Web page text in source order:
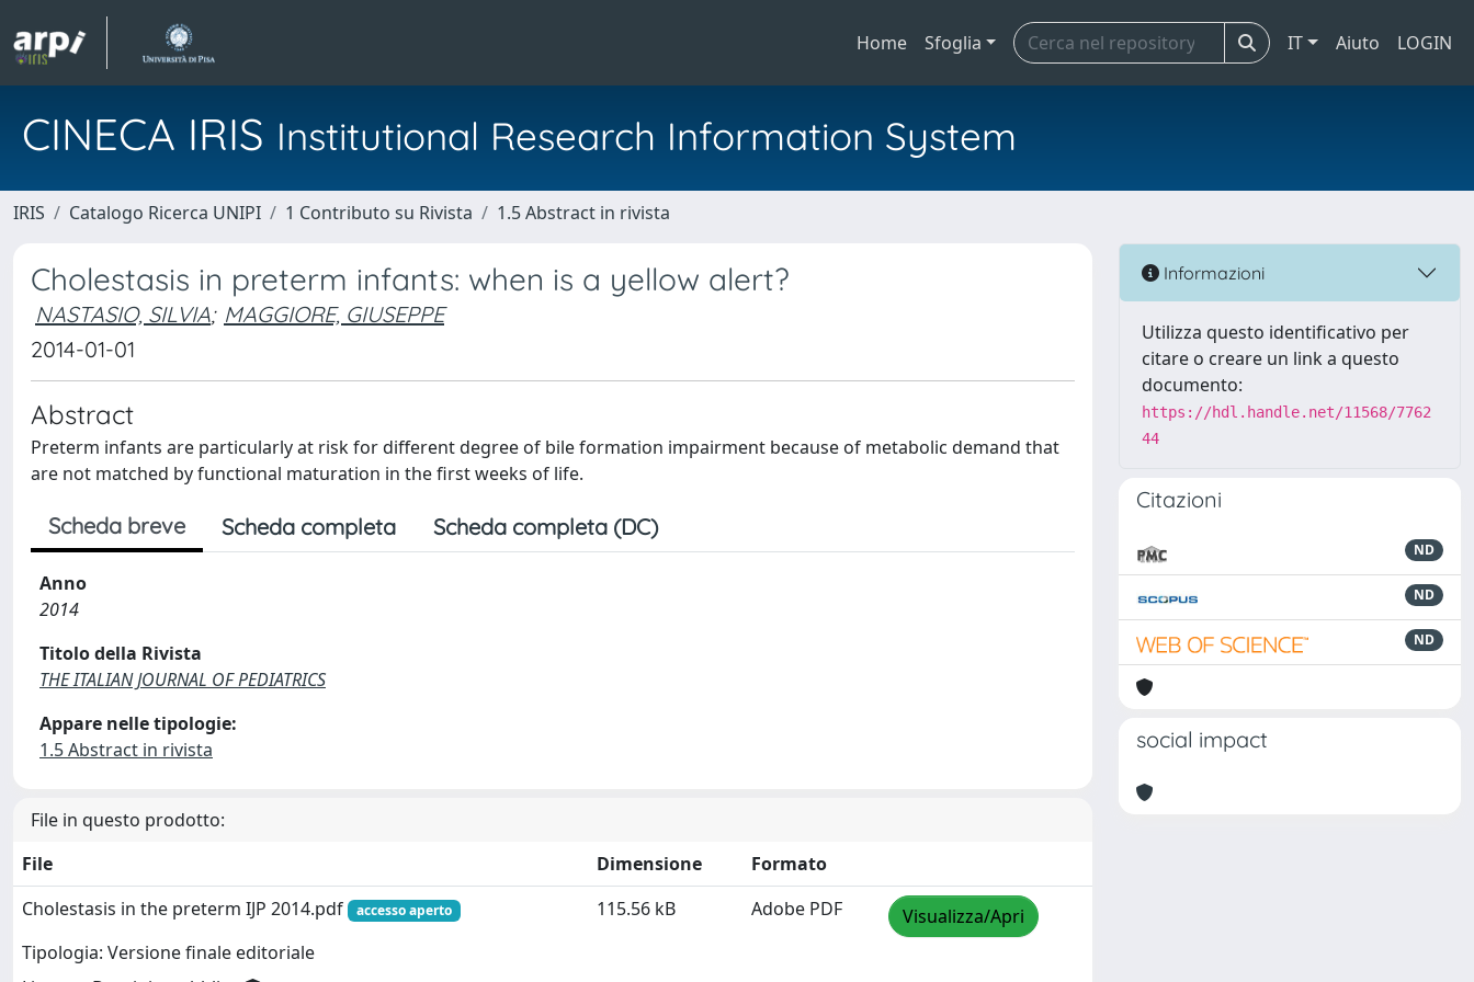
Home Sfoglia IT Aiuto LOGIN
CINECA IRIS Institutional Research Information System
IRIS Catalogo Ricerca UNIPI 1 Contributo su Rivista 1.5 Abstract in rivista
Cholestasis in preterm infants: when is a yellow alert?
NASTASIO, SILVIA; MAGGIORE, GIUSEPPE
2014-01-01
Abstract
Preterm infants are particularly at risk for different degree of bile formation impairment because of metabolic demand that
are not matched by functional maturation in the first weeks of life.
Scheda breve Scheda completa Scheda completa (DC)
Anno
2014
Titolo della Rivista
THE ITALIAN JOURNAL OF PEDIATRICS
Appare nelle tipologie:
1.5 Abstract in rivista
File in questo prodotto:
File
Dimensione
Formato
Cholestasis in the preterm IJP 2014.pdf
accesso aperto
Tipologia: Versione finale editoriale
115.56 kB Adobe PDF Visualizza/Apri
Informazioni
Utilizza questo identificativo per
citare o creare un link a questo
documento:
https://hdl.handle.net/11568/7762
44
Citazioni
ND
ND
ND
social impact